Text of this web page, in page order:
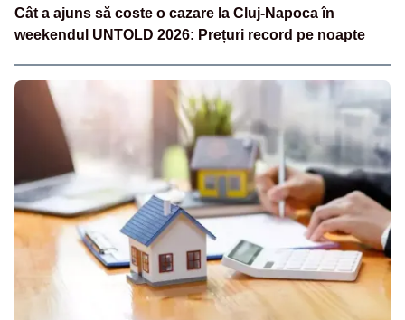
Cât a ajuns să coste o cazare la Cluj-Napoca în
weekendul UNTOLD 2026: Prețuri record pe noapte